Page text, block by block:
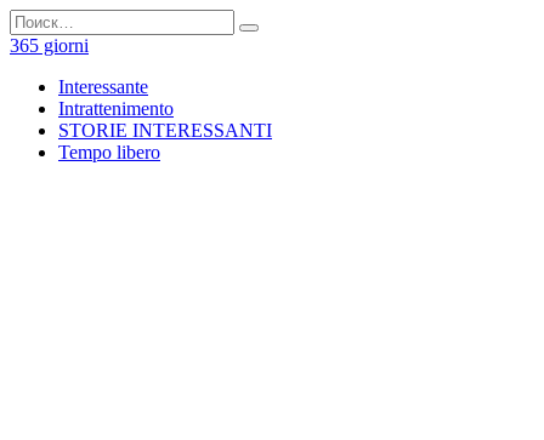
Перейти
к
содержанию
Search
for:
365 giorni
Interessante
Intrattenimento
STORIE INTERESSANTI
Tempo libero